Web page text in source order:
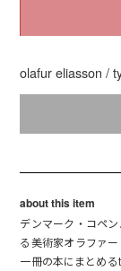
olafur eliasson /
about this item
デンマーク・コペ
る美術家オラファ
一冊の本にまとめ